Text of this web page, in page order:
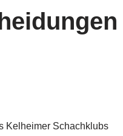
Kelheimer Schachklubs